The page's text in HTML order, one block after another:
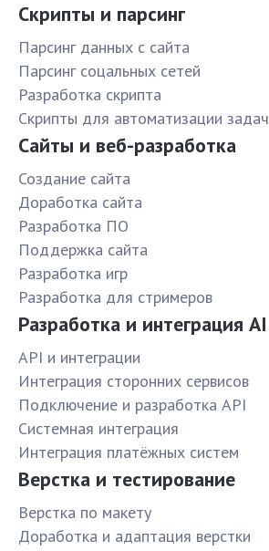
Скрипты и парсинг
Парсинг данных с сайта
Парсинг соцальных сетей
Разработка скрипта
Скрипты для автоматизации задач
Сайты и веб-разработка
Создание сайта
Доработка сайта
Разработка ПО
Поддержка сайта
Разработка игр
Разработка для стримеров
Разработка и интеграция AI
API и интеграции
Интеграция сторонних сервисов
Подключение и разработка API
Системная интеграция
Интеграция платёжных систем
Верстка и тестирование
Верстка по макету
Доработка и адаптация верстки